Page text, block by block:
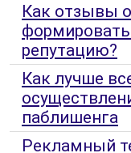
Как отзывы
репутацию?
Как лучше
паблишенга
Рекламный